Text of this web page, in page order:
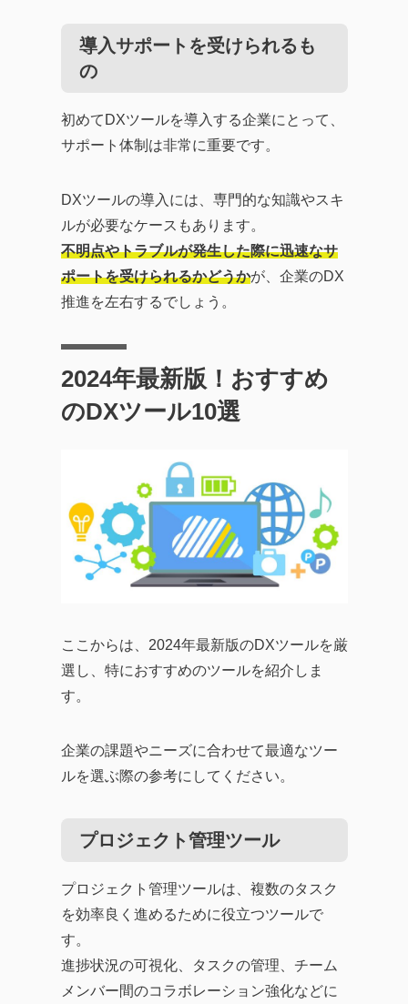
導入サポートを受けられるも
の
初めてDXツールを導入する企業にとって、
サポート体制は非常に重要です。
DXツールの導入には、専門的な知識やスキ
ルが必要なケースもあります。
不明点やトラブルが発生した際に迅速なサ
ポートを受けられるかどうかが、企業のDX
推進を左右するでしょう。
2024年最新版！おすすめ
のDXツール10選
ここからは、2024年最新版のDXツールを厳
選し、特におすすめのツールを紹介しま
す。
企業の課題やニーズに合わせて最適なツー
ルを選ぶ際の参考にしてください。
プロジェクト管理ツール
プロジェクト管理ツールは、複数のタスク
を効率良く進めるために役立つツールで
す。
進捗状況の可視化、タスクの管理、チーム
メンバー間のコラボレーション強化などに